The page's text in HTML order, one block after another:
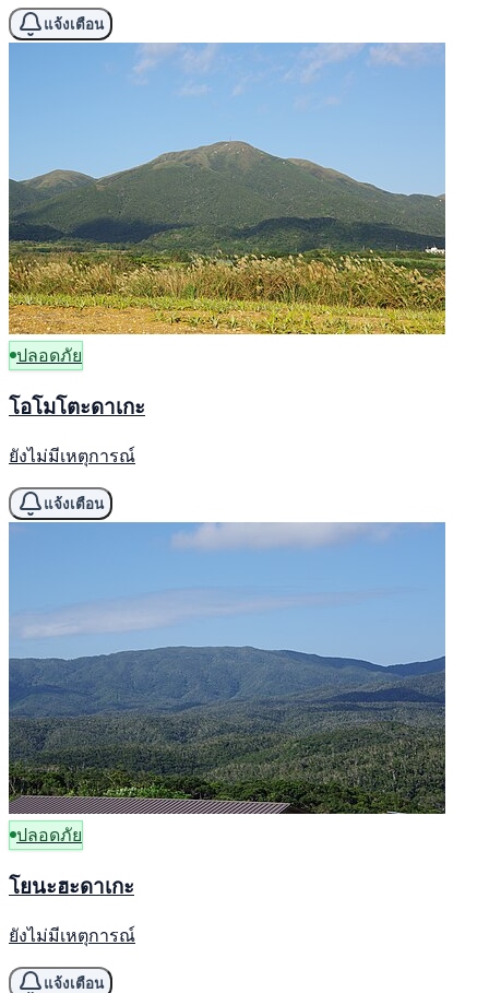
แจ้งเตือน
ปลอดภัย
โอโมโตะดาเกะ
ยังไม่มีเหตุการณ์
แจ้งเตือน
ปลอดภัย
โยนะฮะดาเกะ
ยังไม่มีเหตุการณ์
แจ้งเตือน